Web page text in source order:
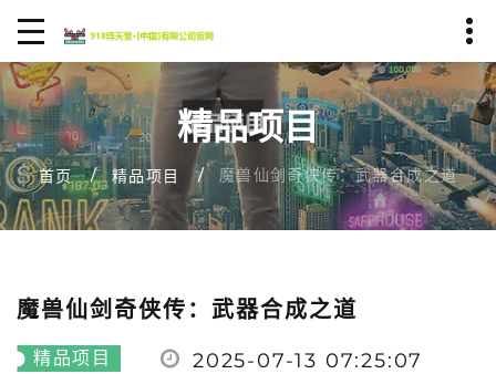
精品项目
首页 精品项目 魔兽仙剑奇侠传：武器合成之道
魔兽仙剑奇侠传：武器合成之道
精品项目 2025-07-13 07:25:07